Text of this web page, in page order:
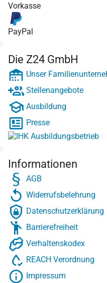
Vorkasse
PayPal
Die Z24 GmbH
Unser
Stellenangebote
Ausbildung
Presse
Informationen
AGB
Widerrufsbelehrung
Datenschutzerklärung
Barrierefreiheit
Verhaltenskodex
REACH Verordnung
Impressum